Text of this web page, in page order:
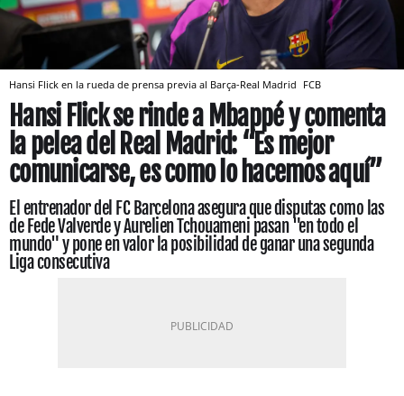
Hansi Flick en la rueda de prensa previa al Barça-Real Madrid FCB
Hansi Flick se rinde a Mbappé y comenta
la pelea del Real Madrid: “Es mejor
comunicarse, es como lo hacemos aquí”
El entrenador del FC Barcelona asegura que disputas como las
de Fede Valverde y Aurelien Tchouameni pasan "en todo el
mundo" y pone en valor la posibilidad de ganar una segunda
Liga consecutiva